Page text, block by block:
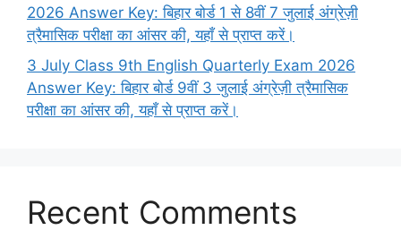
2026 Answer Key: बिहार बोर्ड 1 से 8वीं 7 जुलाई अंग्रेज़ी
त्रैमासिक परीक्षा का आंसर की, यहाँ से प्राप्त करें।
3 July Class 9th English Quarterly Exam 2026
Answer Key: बिहार बोर्ड 9वीं 3 जुलाई अंग्रेज़ी त्रैमासिक
परीक्षा का आंसर की, यहाँ से प्राप्त करें।
Recent Comments